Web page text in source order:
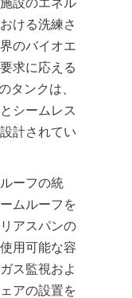
ける洗練さ
のバイオエ
求に応える
タンクは、
シームレス
計されてい
ーフの統
ムルーフを
アスパンの
用可能な容
ス監視およ
アの設置を